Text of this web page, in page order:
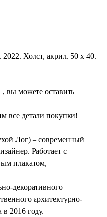
2022. Холст, акрил. 50 х 40.
, вы можете оставить
все детали покупки!
Лог) – современный
Работает с
плакатом,
декоративного
архитектурно-
в 2016 году.